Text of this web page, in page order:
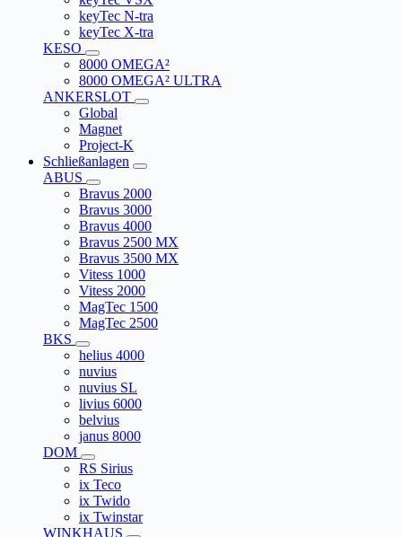
keyTec N-tra
keyTec X-tra
KESO
8000 OMEGA²
8000 OMEGA² ULTRA
ANKERSLOT
Global
Magnet
Project-K
Schließanlagen
ABUS
Bravus 2000
Bravus 3000
Bravus 4000
Bravus 2500 MX
Bravus 3500 MX
Vitess 1000
Vitess 2000
MagTec 1500
MagTec 2500
BKS
helius 4000
nuvius
nuvius SL
livius 6000
belvius
janus 8000
DOM
RS Sirius
ix Teco
ix Twido
ix Twinstar
WINKHAUS